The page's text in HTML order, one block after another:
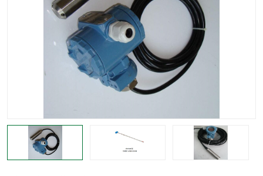
标准型工业压力变送器 罐旁显示仪
温度传感器变送器
电容物位计
电量变送器
流量计 工业自动化系统成套设备